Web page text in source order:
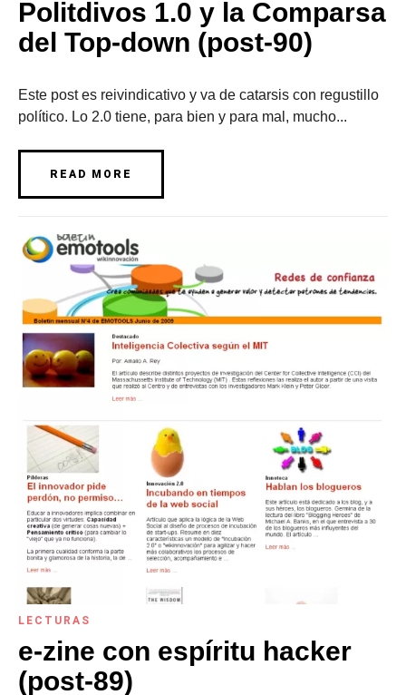
Politdivos 1.0 y la Comparsa
del Top-down (post-90)
Este post es reivindicativo y va de catarsis con regustillo
político. Lo 2.0 tiene, para bien y para mal, mucho...
READ MORE
LECTURAS
e-zine con espíritu hacker
(post-89)